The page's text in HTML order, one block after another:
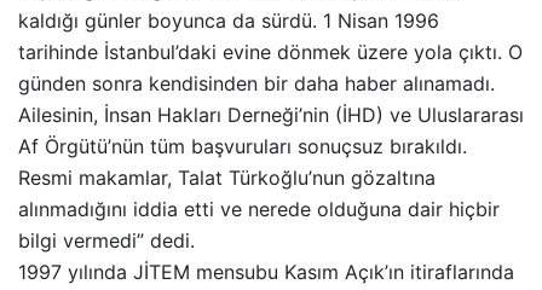
kaldığı günler boyunca da sürdü. 1 Nisan 1996
tarihinde İstanbul’daki evine dönmek üzere yola çıktı. O
günden sonra kendisinden bir daha haber alınamadı.
Ailesinin, İnsan Hakları Derneği’nin (İHD) ve Uluslararası
Af Örgütü’nün tüm başvuruları sonuçsuz bırakıldı.
Resmi makamlar, Talat Türkoğlu’nun gözaltına
alınmadığını iddia etti ve nerede olduğuna dair hiçbir
bilgi vermedi” dedi.
1997 yılında JİTEM mensubu Kasım Açık’ın itiraflarında